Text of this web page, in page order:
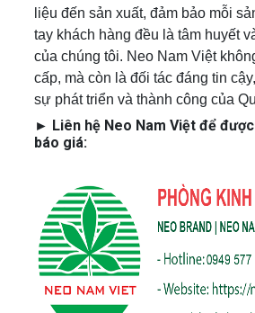
liệu đến sản xuất, đảm bảo mỗi
tay khách hàng đều là tâm huyết
của chúng tôi. Neo Nam Việt
cấp, mà còn là đối tác đáng tin
sự phát triển và thành công của
► Liên hệ Neo Nam Việt để
báo giá: